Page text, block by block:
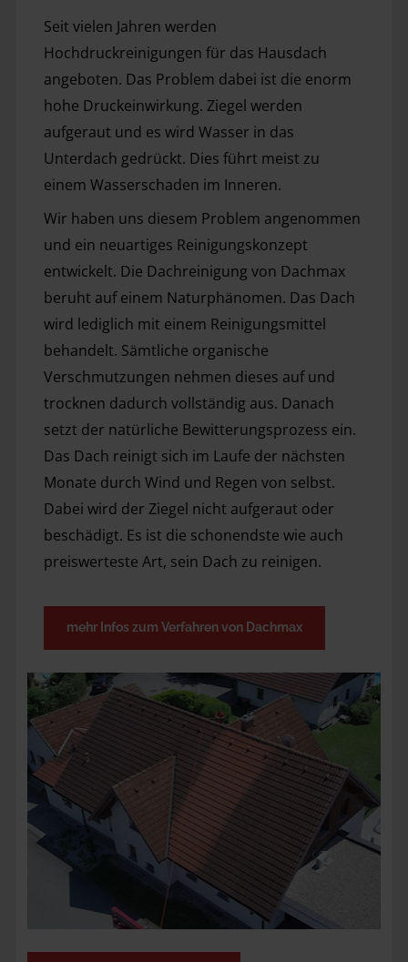
Seit vielen Jahren werden
Hochdruckreinigungen für das Hausdach
angeboten. Das Problem dabei ist die enorm
hohe Druckeinwirkung. Ziegel werden
aufgeraut und es wird Wasser in das
Unterdach gedrückt. Dies führt meist zu
einem Wasserschaden im Inneren.
Wir haben uns diesem Problem angenommen
und ein neuartiges Reinigungskonzept
entwickelt. Die Dachreinigung von Dachmax
beruht auf einem Naturphänomen. Das Dach
wird lediglich mit einem Reinigungsmittel
behandelt. Sämtliche organische
Verschmutzungen nehmen dieses auf und
trocknen dadurch vollständig aus. Danach
setzt der natürliche Bewitterungsprozess ein.
Das Dach reinigt sich im Laufe der nächsten
Monate durch Wind und Regen von selbst.
Dabei wird der Ziegel nicht aufgeraut oder
beschädigt. Es ist die schonendste wie auch
preiswerteste Art, sein Dach zu reinigen.
mehr Infos zum Verfahren von Dachmax